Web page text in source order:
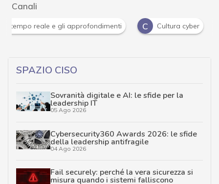
Canali
Attacchi hacker e Malware: le ultime news in tempo
SPAZIO CISO
Sovranità digitale e AI: le sfide per la
leadership IT
05 Ago 2026
Cybersecurity360 Awards 2026: le sfide
della leadership antifragile
04 Ago 2026
Fail securely: perché la vera sicurezza si
misura quando i sistemi falliscono